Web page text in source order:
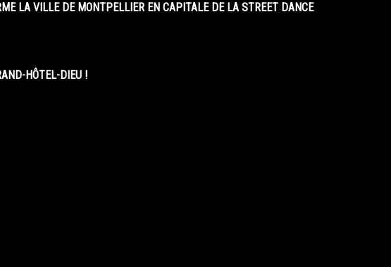
LA VILLE DE MONTPELLIER EN CAPITALE DE LA STREET DANCE
HÔTEL-DIEU !